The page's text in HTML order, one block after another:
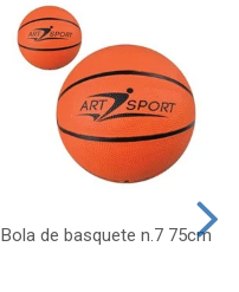
Bola de basquete n.7 75cm